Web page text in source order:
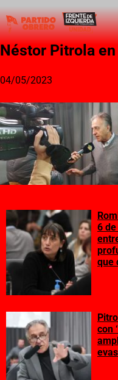
Néstor Pitrola
04/05/2023
6
que
con